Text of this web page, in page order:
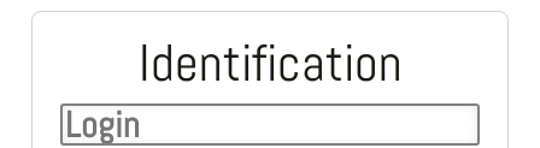
Identification